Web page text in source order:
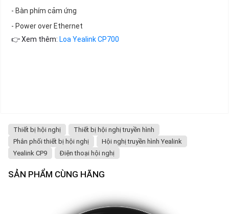
- Bàn phím cảm ứng
- Power over Ethernet
👉 Xem thêm: Loa Yealink CP700
Thiết bị hội nghị
Thiết bị hội nghị truyền hình
Phân phối thiết bị hội nghị
Hội nghị truyền hình Yealink
Yealink CP9
Điện thoại hội nghị
SẢN PHẨM CÙNG HÃNG